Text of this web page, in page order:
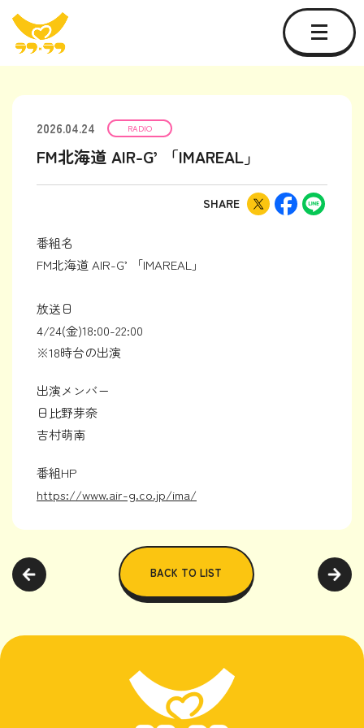
2026.04.24 RADIO
FM北海道 AIR-G’ 「IMAREAL」
SHARE
番組名
FM北海道 AIR-G’ 「IMAREAL」
放送日
4/24(金)18:00-22:00
※18時台の出演
出演メンバー
日比野芽奈
吉村萌南
番組HP
https://www.air-g.co.jp/ima/
BACK TO LIST